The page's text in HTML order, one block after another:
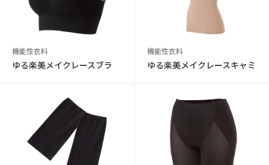
機能性衣料
ゆる楽美メイクレースブラ
機能性衣料
ゆる楽美メイクレースキャミ